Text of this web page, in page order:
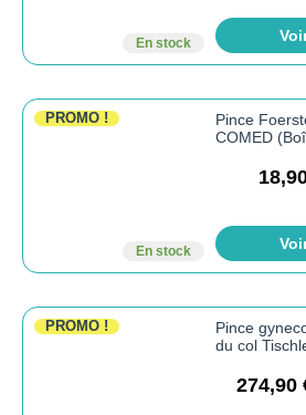
En stock
PROMO !
En stock
Pince
COMED
PROMO !
Pince
du col
274,90